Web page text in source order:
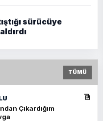
sürücüye
TÜMÜ
Çıkardığım